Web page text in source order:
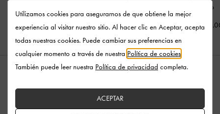
US$133.00 US$113.00
Negro
ESTILO CON
Utilizamos cookies para asegurarnos de que obtiene la mejor
experiencia al visitar nuestro sitio. Al hacer clic en Aceptar, acepta
todas nuestras cookies. Puede cambiar sus preferencias en
cualquier momento a través de nuestra Política de cookies
También puede leer nuestra Política de privacidad completa.
ACEPTAR